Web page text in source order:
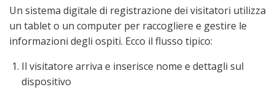
Un sistema digitale di registrazione dei visitatori utilizza
un tablet o un computer per raccogliere e gestire le
informazioni degli ospiti. Ecco il flusso tipico:
Il visitatore arriva e inserisce nome e dettagli sul
dispositivo